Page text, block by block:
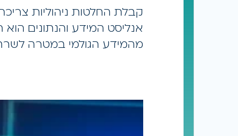
קבלת החלטות ניהוליות
אנליסט המידע והנתונים
מהמידע הגולמי במטרה